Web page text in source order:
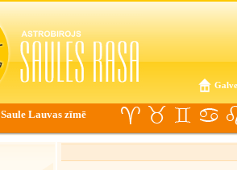
Saule Lauvas zīmē